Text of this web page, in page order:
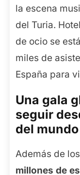
la escena
del Turia.
de ocio se
miles de
España para
Una gala
seguir
del mundo
Además de
millones de